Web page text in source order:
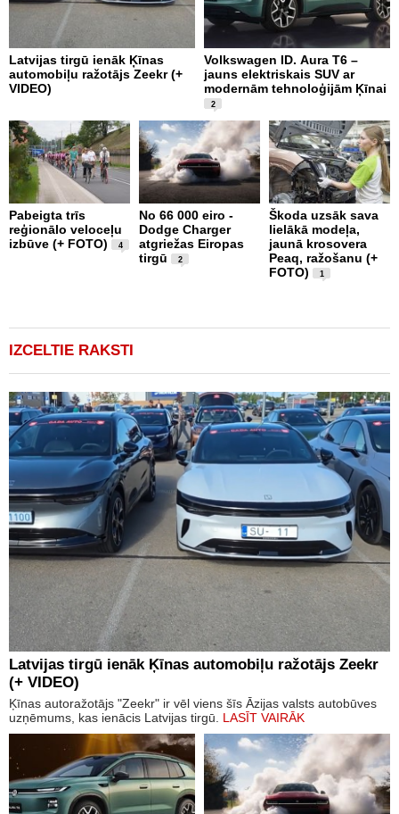
Latvijas tirgū ienāk Ķīnas
automobiļu ražotājs Zeekr (+
VIDEO)
Volkswagen ID. Aura T6 –
jauns elektriskais SUV ar
modernām tehnoloģijām Ķīnai
2
Pabeigta trīs
reģionālo veloceļu
izbūve (+ FOTO)
4
No 66 000 eiro -
Dodge Charger
atgriežas Eiropas
tirgū
2
Škoda uzsāk sava
lielākā modeļa,
jaunā krosovera
Peaq, ražošanu (+
FOTO)
1
IZCELTIE RAKSTI
Latvijas tirgū ienāk Ķīnas automobiļu ražotājs Zeekr
(+ VIDEO)
Ķīnas autoražotājs "Zeekr" ir vēl viens šīs Āzijas valsts autobūves
uzņēmums, kas ienācis Latvijas tirgū. LASĪT VAIRĀK